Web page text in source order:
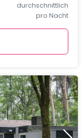
durchschnittlich
pro Nacht